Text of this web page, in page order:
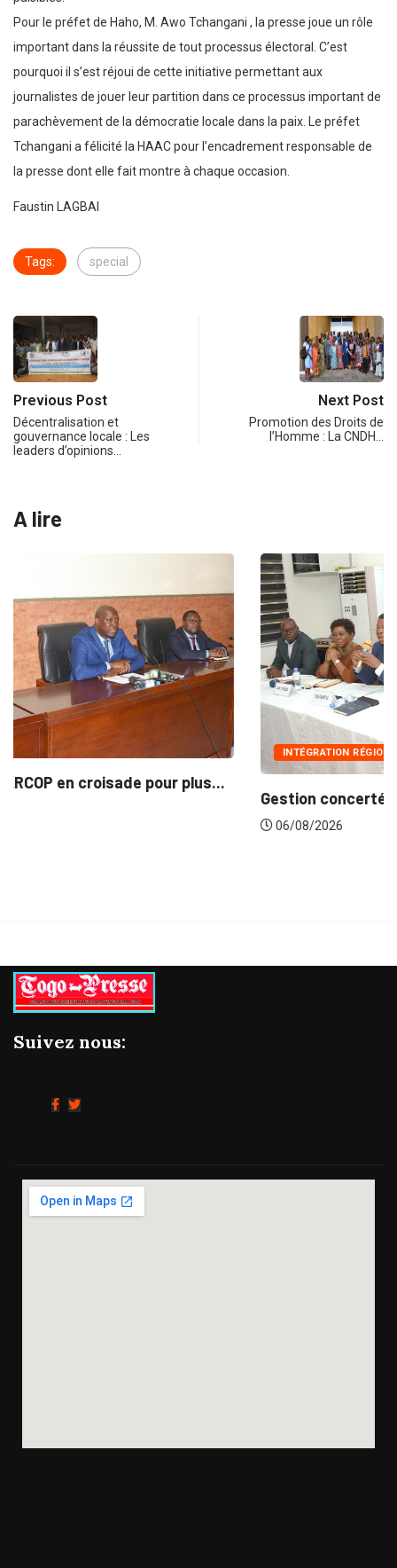
Pour le préfet de Haho, M. Awo Tchangani , la presse joue un rôle
important dans la réussite de tout processus électoral. C’est
pourquoi il s’est réjoui de cette initiative permettant aux
journalistes de jouer leur partition dans ce processus important de
parachèvement de la démocratie locale dans la paix. Le préfet
Tchangani a félicité la HAAC pour l’encadrement responsable de
la presse dont elle fait montre à chaque occasion.
Faustin LAGBAI
Tags: special
Previous Post
Décentralisation et
gouvernance locale : Les
leaders d’opinions…
Next Post
Promotion des Droits de
l’Homme : La CNDH…
A lire
Gestion concertée et durable du Bassin du...
Suivez nous: